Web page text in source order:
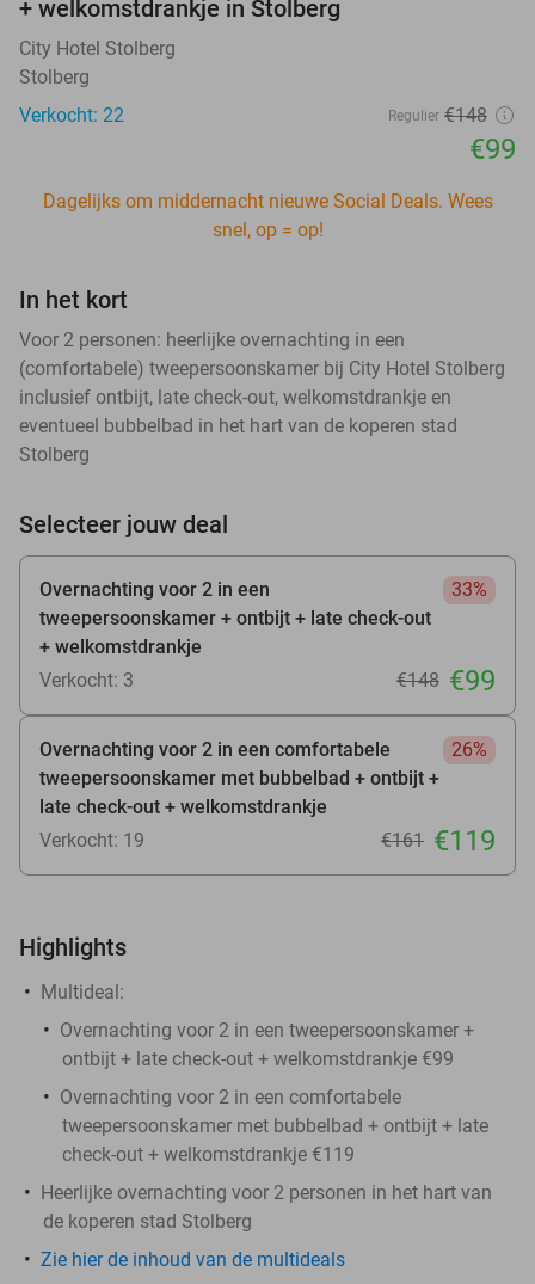
+ welkomstdrankje in Stolberg
City Hotel Stolberg
Stolberg
Verkocht: 22
Regulier €148
€99
Dagelijks om middernacht nieuwe Social Deals. Wees
snel, op = op!
In het kort
Voor 2 personen: heerlijke overnachting in een
(comfortabele) tweepersoonskamer bij City Hotel Stolberg
inclusief ontbijt, late check-out, welkomstdrankje en
eventueel bubbelbad in het hart van de koperen stad
Stolberg
Selecteer jouw deal
Overnachting voor 2 in een
tweepersoonskamer + ontbijt + late check-out
+ welkomstdrankje
33%
Verkocht: 3 €148 €99
Overnachting voor 2 in een comfortabele
tweepersoonskamer met bubbelbad + ontbijt +
late check-out + welkomstdrankje
26%
Verkocht: 19 €161 €119
Highlights
Multideal:
Overnachting voor 2 in een tweepersoonskamer +
ontbijt + late check-out + welkomstdrankje €99
Overnachting voor 2 in een comfortabele
tweepersoonskamer met bubbelbad + ontbijt + late
check-out + welkomstdrankje €119
Heerlijke overnachting voor 2 personen in het hart van
de koperen stad Stolberg
Zie hier de inhoud van de multideals